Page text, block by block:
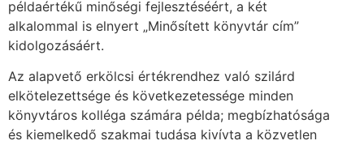
példaértékű minőségi fejlesztéséért, a két
alkalommal is elnyert „Minősített könyvtár cím”
kidolgozásáért.
Az alapvető erkölcsi értékrendhez való szilárd
elkötelezettsége és következetessége minden
könyvtáros kolléga számára példa; megbízhatósága
és kiemelkedő szakmai tudása kivívta a közvetlen